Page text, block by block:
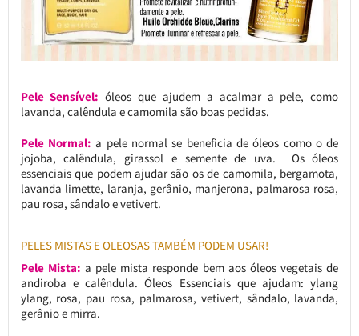
Pele Sensível: óleos que ajudem a acalmar a pele, como
lavanda, calêndula e camomila são boas pedidas.
Pele Normal:a pele normal se beneficia de óleos como o de
jojoba, calêndula, girassol e semente de uva. Os óleos
essenciais que podem ajudar são os de camomila, bergamota,
lavanda limette, laranja, gerânio, manjerona, palmarosa rosa,
pau rosa, sândalo e vetivert.
PELES MISTAS E OLEOSAS TAMBÉM PODEM USAR!
Pele Mista: a pele mista responde bem aos óleos vegetais de
andiroba e calêndula. Óleos Essenciais que ajudam: ylang
ylang, rosa, pau rosa, palmarosa, vetivert, sândalo, lavanda,
gerânio e mirra.